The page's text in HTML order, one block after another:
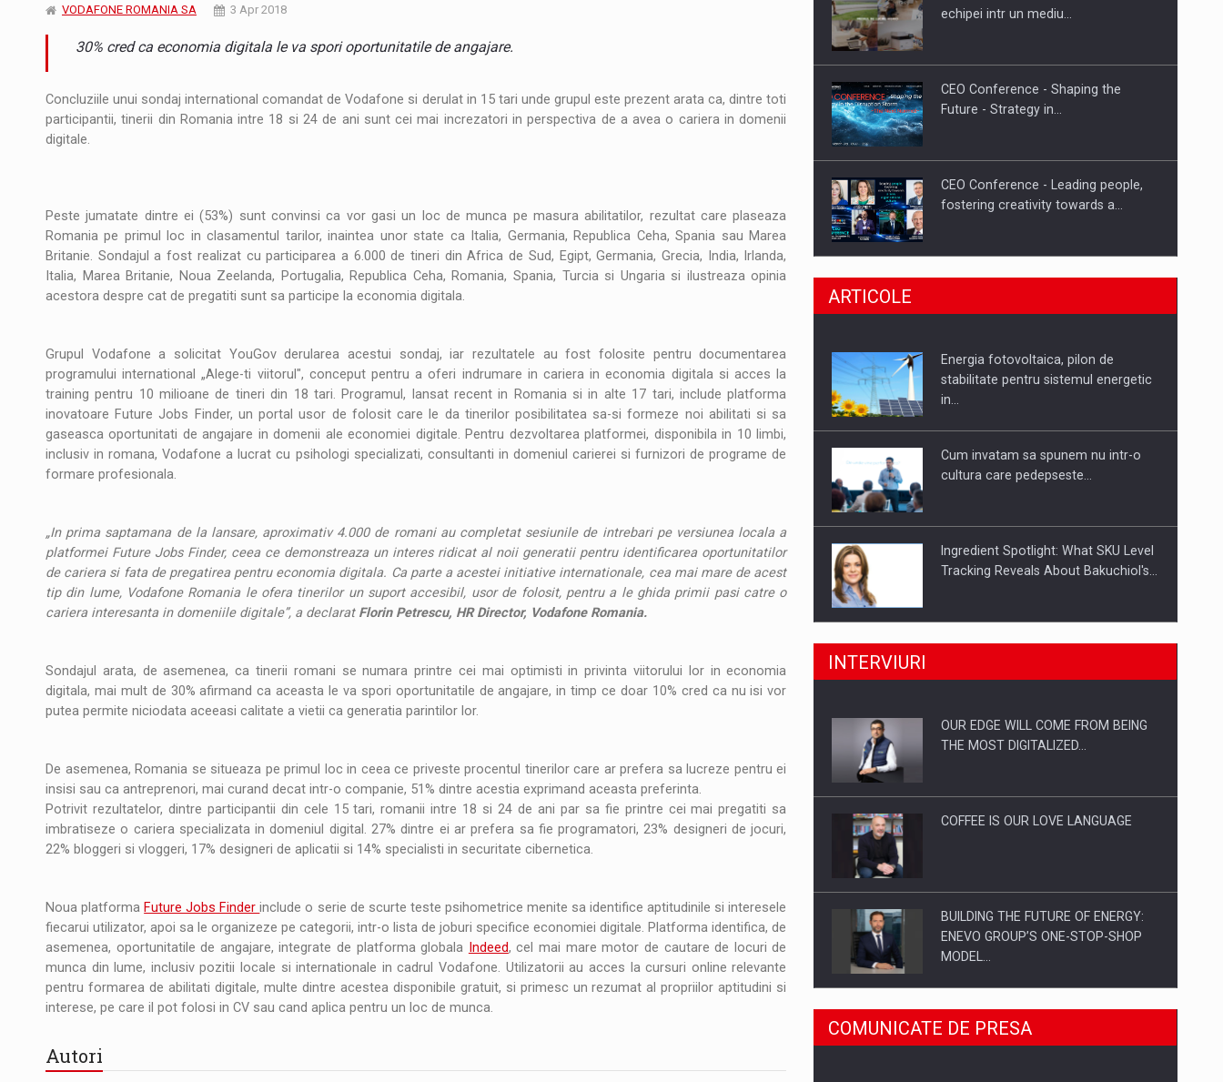
STIRI Noul Mercedes-Benz VLE este acum disponibil pentru comanda intr-o gama extinsa de variante atragatoare
STIRI JAECOO 5 SHS-H a ajuns in Romania
ARTICOLE Proteinmaxxing and the Future of Protein Demand
VODAFONE ROMANIA SA 3 Apr 2018
30% cred ca economia digitala le va spori oportunitatile de angajare.
Concluziile unui sondaj international comandat de Vodafone si derulat in 15 tari unde grupul este prezent arata ca, dintre toti
participantii, tinerii din Romania intre 18 si 24 de ani sunt cei mai increzatori in perspectiva de a avea o cariera in domenii
digitale.
Peste jumatate dintre ei (53%) sunt convinsi ca vor gasi un loc de munca pe masura abilitatilor, rezultat care plaseaza
Romania pe primul loc in clasamentul tarilor, inaintea unor state ca Italia, Germania, Republica Ceha, Spania sau Marea
Britanie. Sondajul a fost realizat cu participarea a 6.000 de tineri din Africa de Sud, Egipt, Germania, Grecia, India, Irlanda,
Italia, Marea Britanie, Noua Zeelanda, Portugalia, Republica Ceha, Romania, Spania, Turcia si Ungaria si ilustreaza opinia
acestora despre cat de pregatiti sunt sa participe la economia digitala.
Grupul Vodafone a solicitat YouGov derularea acestui sondaj, iar rezultatele au fost folosite pentru documentarea
programului international „Alege-ti viitorul", conceput pentru a oferi indrumare in cariera in economia digitala si acces la
training pentru 10 milioane de tineri din 18 tari. Programul, lansat recent in Romania si in alte 17 tari, include platforma
inovatoare Future Jobs Finder, un portal usor de folosit care le da tinerilor posibilitatea sa-si formeze noi abilitati si sa
gaseasca oportunitati de angajare in domenii ale economiei digitale. Pentru dezvoltarea platformei, disponibila in 10 limbi,
inclusiv in romana, Vodafone a lucrat cu psihologi specializati, consultanti in domeniul carierei si furnizori de programe de
formare profesionala.
„In prima saptamana de la lansare, aproximativ 4.000 de romani au completat sesiunile de intrebari pe versiunea locala a
platformei Future Jobs Finder, ceea ce demonstreaza un interes ridicat al noii generatii pentru identificarea oportunitatilor
de cariera si fata de pregatirea pentru economia digitala. Ca parte a acestei initiative internationale, cea mai mare de acest
tip din lume, Vodafone Romania le ofera tinerilor un suport accesibil, usor de folosit, pentru a le ghida primii pasi catre o
cariera interesanta in domeniile digitale”, a declarat Florin Petrescu, HR Director, Vodafone Romania.
Sondajul arata, de asemenea, ca tinerii romani se numara printre cei mai optimisti in privinta viitorului lor in economia
digitala, mai mult de 30% afirmand ca aceasta le va spori oportunitatile de angajare, in timp ce doar 10% cred ca nu isi vor
putea permite niciodata aceeasi calitate a vietii ca generatia parintilor lor.
De asemenea, Romania se situeaza pe primul loc in ceea ce priveste procentul tinerilor care ar prefera sa lucreze pentru ei
insisi sau ca antreprenori, mai curand decat intr-o companie, 51% dintre acestia exprimand aceasta preferinta.
Potrivit rezultatelor, dintre participantii din cele 15 tari, romanii intre 18 si 24 de ani par sa fie printre cei mai pregatiti sa
imbratiseze o cariera specializata in domeniul digital. 27% dintre ei ar prefera sa fie programatori, 23% designeri de jocuri,
22% bloggeri si vloggeri, 17% designeri de aplicatii si 14% specialisti in securitate cibernetica.
Noua platforma Future Jobs Finderinclude o serie de scurte teste psihometrice menite sa identifice aptitudinile si interesele
fiecarui utilizator, apoi sa le organizeze pe categorii, intr-o lista de joburi specifice economiei digitale. Platforma identifica, de
asemenea, oportunitatile de angajare, integrate de platforma globala Indeed, cel mai mare motor de cautare de locuri de
munca din lume, inclusiv pozitii locale si internationale in cadrul Vodafone. Utilizatorii au acces la cursuri online relevante
pentru formarea de abilitati digitale, multe dintre acestea disponibile gratuit, si primesc un rezumat al propriilor aptitudini si
interese, pe care il pot folosi in CV sau cand aplica pentru un loc de munca.
Autori
Hard Enduro Piatra Craiului 2026,
echipei intr un mediu…
CEO Conference - Shaping the
Future - Strategy in…
CEO Conference - Leading people,
fostering creativity towards a…
CEO Conference - Shaping The
Webinar - Business Evolution-
RETHINK STRATEGY-Finantare
ARTICOLE
Energia fotovoltaica, pilon de
stabilitate pentru sistemul energetic
in…
Cum invatam sa spunem nu intr-o
cultura care pedepseste…
Ingredient Spotlight: What SKU Level
Tracking Reveals About Bakuchiol's…
Producatorii si comerciantii care nu
Proteinmaxxing and the Future of
INTERVIURI
OUR EDGE WILL COME FROM BEING
THE MOST DIGITALIZED…
COFFEE IS OUR LOVE LANGUAGE
BUILDING THE FUTURE OF ENERGY:
ENEVO GROUP’S ONE-STOP-SHOP
MODEL…
ROOTED IN ROMANIA, BUILT TO
DELIVER TECHNOLOGY FOR THE…
COMUNICATE DE PRESA